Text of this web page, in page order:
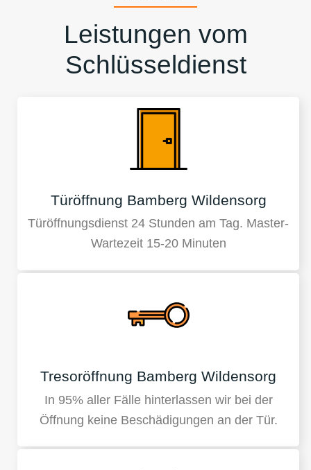
Leistungen vom
Schlüsseldienst
Türöffnung Bamberg Wildensorg
Türöffnungsdienst 24 Stunden am Tag. Master-
Wartezeit 15-20 Minuten
Tresoröffnung Bamberg Wildensorg
In 95% aller Fälle hinterlassen wir bei der
Öffnung keine Beschädigungen an der Tür.